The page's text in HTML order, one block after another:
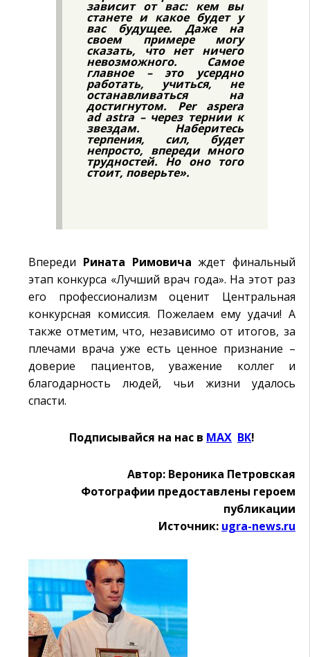
зависит от вас: кем вы
станете и какое будет у
вас будущее. Даже на
своем примере могу
сказать, что нет ничего
невозможного. Самое
главное – это усердно
работать, учиться, не
останавливаться на
достигнутом. Per aspera
ad astra – через тернии к
звездам. Наберитесь
терпения, сил, будет
непросто, впереди много
трудностей. Но оно того
стоит, поверьте».
Впереди Рината Римовича ждет финальный
этап конкурса «Лучший врач года». На этот раз
его профессионализм оценит Центральная
конкурсная комиссия. Пожелаем ему удачи! А
также отметим, что, независимо от итогов, за
плечами врача уже есть ценное признание –
доверие пациентов, уважение коллег и
благодарность людей, чьи жизни удалось
спасти.
Подписывайся на нас в MAX ВК!
Автор: Вероника Петровская
Фотографии предоставлены героем
публикации
Источник: ugra-news.ru